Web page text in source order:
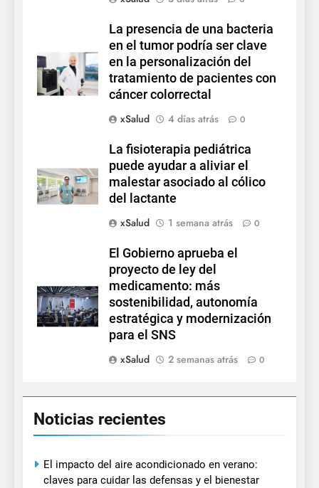
La presencia de una bacteria
en el tumor podría ser clave
en la personalización del
tratamiento de pacientes con
cáncer colorrectal
xSalud
4 días atrás 0
La fisioterapia pediátrica
puede ayudar a aliviar el
malestar asociado al cólico
del lactante
xSalud
1 semana atrás 0
El Gobierno aprueba el
proyecto de ley del
medicamento: más
sostenibilidad, autonomía
estratégica y modernización
para el SNS
xSalud
2 semanas atrás 0
Noticias recientes
El impacto del aire acondicionado en verano:
claves para cuidar las defensas y el bienestar